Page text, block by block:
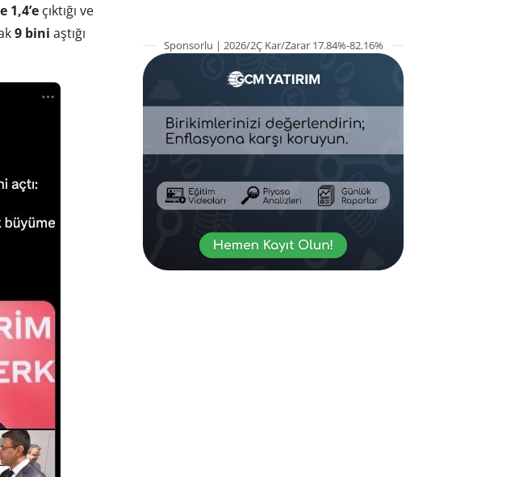
1,4’eçıktığı ve
9 bini aştığı
Sponsorlu | 2026/2Ç Kar/Zarar 17.84%-82.16%